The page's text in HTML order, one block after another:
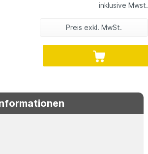
inklusive Mwst.
Preis exkl. MwSt.